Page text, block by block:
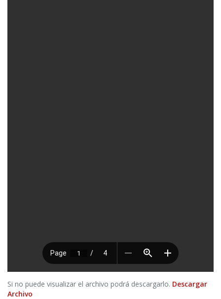
Si no puede visualizar el archivo podrá descargarlo. Descargar
Archivo